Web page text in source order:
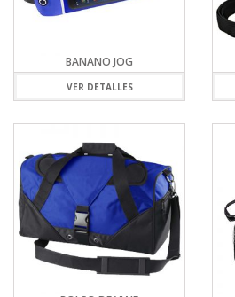
BANANO JOG
VER DETALLES